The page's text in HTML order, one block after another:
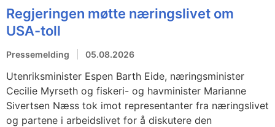
Regjeringen møtte næringslivet om
USA-toll
Pressemelding 05.08.2026
Utenriksminister Espen Barth Eide, næringsminister
Cecilie Myrseth og fiskeri- og havminister Marianne
Sivertsen Næss tok imot representanter fra næringslivet
og partene i arbeidslivet for å diskutere den